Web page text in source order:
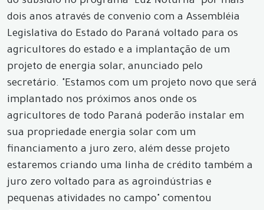
dois anos através de convenio com a Assembléia
Legislativa do Estado do Paraná voltado para os
agricultores do estado e a implantação de um
projeto de energia solar, anunciado pelo
secretário. "Estamos com um projeto novo que será
implantado nos próximos anos onde os
agricultores de todo Paraná poderão instalar em
sua propriedade energia solar com um
financiamento a juro zero, além desse projeto
estaremos criando uma linha de crédito também a
juro zero voltado para as agroindústrias e
pequenas atividades no campo" comentou